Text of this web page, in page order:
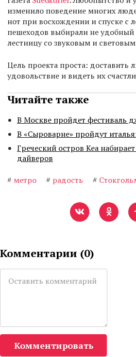
изменило поведение многих
нот при восхождении и спуске с
пешеходов выбирали не удобный
лестницу со звуковым и
Цель проекта проста: доставить
удовольствие и видеть их
Читайте также
В Москве пройдет фестиваль
В «Сыроварне» пройдут
Греческий остров Кеа
дайверов
# метро # радость #
Комментарии (0)
Комментировать